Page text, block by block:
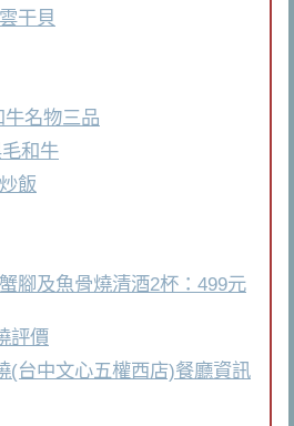
干貝
牛名物三品
和牛
飯
腳及魚骨燒清酒2杯：499元
評價
(台中文心五權西店)餐廳資訊